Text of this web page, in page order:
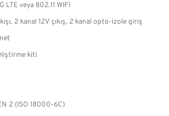
LTE veya 802.11 WIFI
2 kanal 12V çıkış, 2 kanal opto-izole giriş
kiti
2 (ISO 18000-6C)